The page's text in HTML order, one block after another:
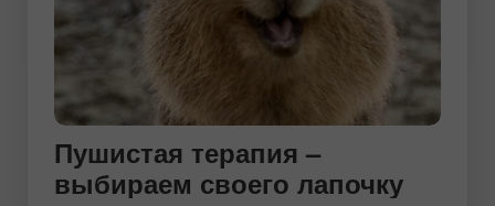
Пушистая терапия –
выбираем своего лапочку